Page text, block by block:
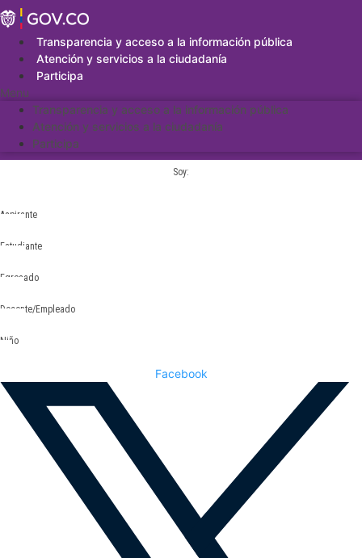
Saltar
al
contenidoTransparencia y acceso a la información pública
Atención y servicios a la ciudadanía
Participa
Menu
Transparencia y acceso a la información pública
Atención y servicios a la ciudadanía
Participa
Soy:
Aspirante
Estudiante
Egresado
Docente/Empleado
Niño
Facebook